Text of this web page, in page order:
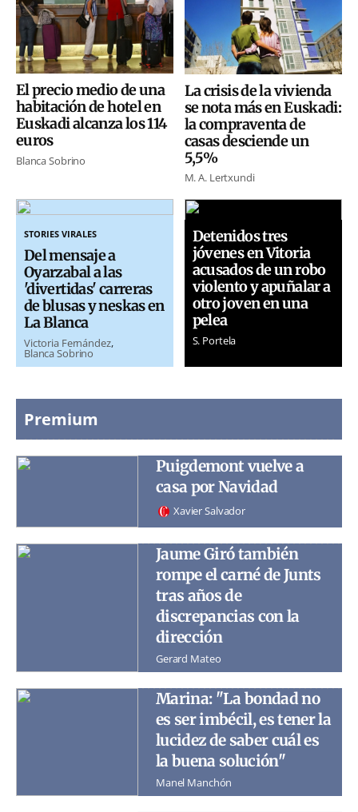
El precio medio de una
habitación de hotel en
Euskadi alcanza los 114
euros
Blanca Sobrino
La crisis de la vivienda
se nota más en Euskadi:
la compraventa de
casas desciende un
5,5%
M. A. Lertxundi
STORIES VIRALES
Del mensaje a
Oyarzabal a las
'divertidas' carreras
de blusas y neskas en
La Blanca
Victoria Fernández
Blanca Sobrino
Detenidos tres
jóvenes en Vitoria
acusados de un robo
violento y apuñalar a
otro joven en una
pelea
S. Portela
Premium
Puigdemont vuelve a
casa por Navidad
Xavier Salvador
Jaume Giró también
rompe el carné de Junts
tras años de
discrepancias con la
dirección
Gerard Mateo
Marina: "La bondad no
es ser imbécil, es tener la
lucidez de saber cuál es
la buena solución"
Manel Manchón